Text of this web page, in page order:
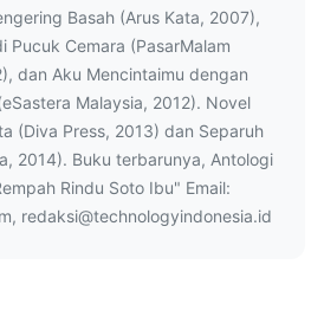
Basah (Arus Kata, 2007),
Pucuk Cemara (PasarMalam
dan Aku Mencintaimu dengan
Malaysia, 2012). Novel
(Diva Press, 2013) dan Separuh
2014). Buku terbarunya, Antologi
Rindu Soto Ibu" Email:
redaksi@technologyindonesia.id